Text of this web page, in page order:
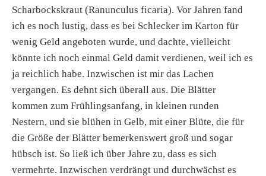
Scharbockskraut (Ranunculus ficaria). Vor Jahren fand
ich es noch lustig, dass es bei Schlecker im Karton für
wenig Geld angeboten wurde, und dachte, vielleicht
könnte ich noch einmal Geld damit verdienen, weil ich es
ja reichlich habe. Inzwischen ist mir das Lachen
vergangen. Es dehnt sich überall aus. Die Blätter
kommen zum Frühlingsanfang, in kleinen runden
Nestern, und sie blühen in Gelb, mit einer Blüte, die für
die Größe der Blätter bemerkenswert groß und sogar
hübsch ist. So ließ ich über Jahre zu, dass es sich
vermehrte. Inzwischen verdrängt und durchwächst es